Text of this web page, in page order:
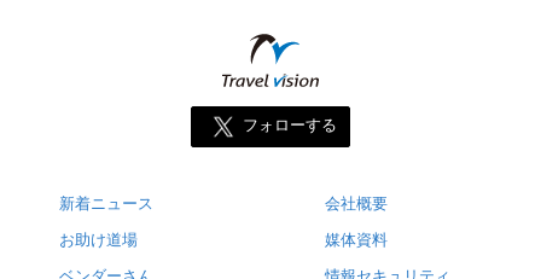
フォローする
新着ニュース
お助け道場
会社概要
媒体資料